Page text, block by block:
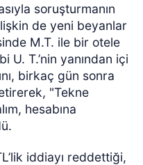
soruşturmanın
de yeni beyanlar
M.T. ile bir otele
U. T.’nin yanından içi
birkaç gün sonra
"Tekne
hesabına
iddiayı reddettiği,